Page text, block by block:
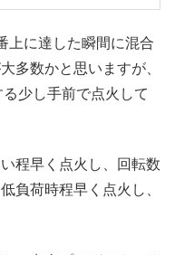
上に達した瞬間に混合
多数かと思いますが、
少し手前で点火して
程早く点火し、回転数
負荷時程早く点火し、